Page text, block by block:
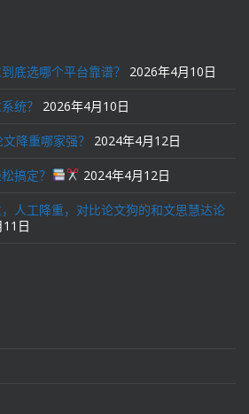
底选哪个平台靠谱？ 2026年4月10日
统？ 2026年4月10日
降重哪家强？ 2024年4月12日
搞定？ 2024年4月12日
人工降重，对比论文狗的和文思慧达论
日